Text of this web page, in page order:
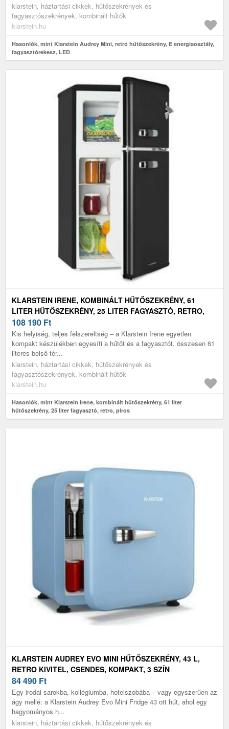
klarstein, háztartási cikkek, hűtőszekrények és
fagyasztószekrények, kombinált hűtők
klarstein.hu
Hasonlók, mint Klarstein Audrey Mini, retró hűtőszekrény, E energiaosztály,
fagyasztórekesz, LED
KLARSTEIN IRENE, KOMBINÁLT HŰTŐSZEKRÉNY, 61
LITER HŰTŐSZEKRÉNY, 25 LITER FAGYASZTÓ, RETRO,
PIROS
108 190 Ft
Kis helyiség, teljes felszereltség – a Klarstein Irene egyetlen
kompakt készülékben egyesíti a hűtőt és a fagyasztót, összesen 61
literes belső tér...
klarstein, háztartási cikkek, hűtőszekrények és
fagyasztószekrények, kombinált hűtők
klarstein.hu
Hasonlók, mint Klarstein Irene, kombinált hűtőszekrény, 61 liter
hűtőszekrény, 25 liter fagyasztó, retro, piros
KLARSTEIN AUDREY EVO MINI HŰTŐSZEKRÉNY, 43 L,
RETRO KIVITEL, CSENDES, KOMPAKT, 3 SZÍN
84 490 Ft
Egy irodai sarokba, kollégiumba, hotelszobába – vagy egyszerűen az
ágy mellé: a Klarstein Audrey Evo Mini Fridge 43 ott hűt, ahol egy
hagyományos h...
klarstein, háztartási cikkek, hűtőszekrények és